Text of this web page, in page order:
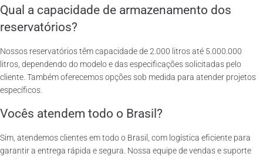
Qual a capacidade de armazenamento dos
reservatórios?
Nossos reservatórios têm capacidade de 2.000 litros até 5.000.000
litros, dependendo do modelo e das especificações solicitadas pelo
cliente. Também oferecemos opções sob medida para atender projetos
específicos.
Vocês atendem todo o Brasil?
Sim, atendemos clientes em todo o Brasil, com logística eficiente para
garantir a entrega rápida e segura. Nossa equipe de vendas e suporte